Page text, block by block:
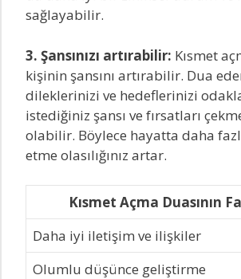
sağlayabilir.
3. Şansınızı artırabilir: Kısmet
kişinin şansını artırabilir. Dua
dileklerinizi ve hedeflerinizi
istediğiniz şansı ve fırsatları
olabilir. Böylece hayatta daha
etme olasılığınız artar.
Kısmet Açma Duasının
Daha iyi iletişim ve ilişkiler
Olumlu düşünce geliştirme